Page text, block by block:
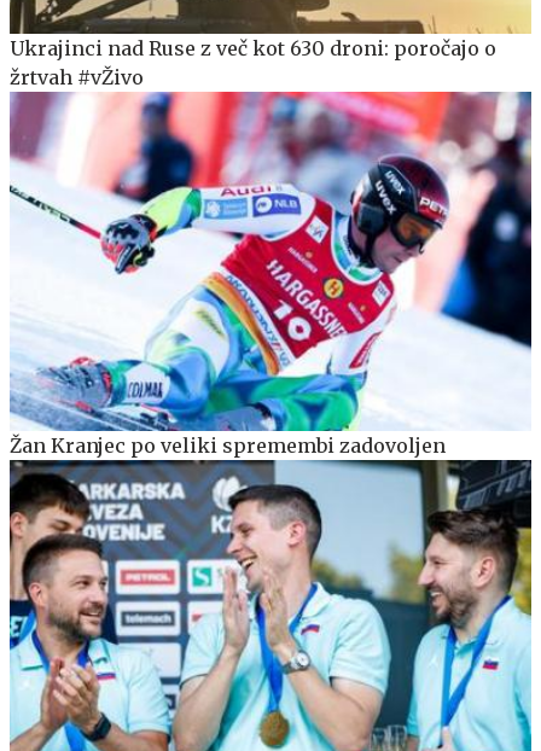
Ukrajinci nad Ruse z več kot 630 droni: poročajo o
žrtvah #vŽivo
Žan Kranjec po veliki spremembi zadovoljen